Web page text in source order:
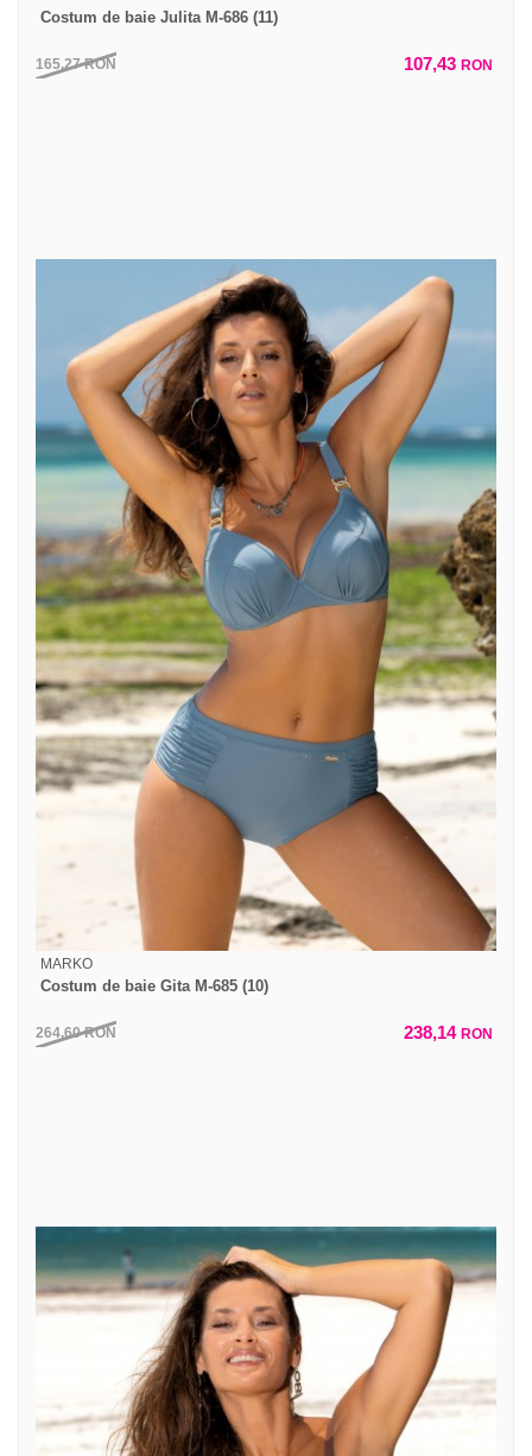
Costum de baie Julita M-686 (11)
165,27RON 107,43 RON
MARKO
Costum de baie Gita M-685 (10)
264,60RON 238,14 RON